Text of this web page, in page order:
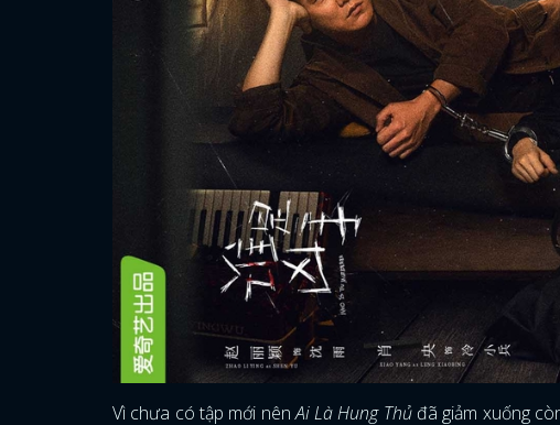
Vì chưa có tập mới nênAi Là Hung Thủđã giảm xuống